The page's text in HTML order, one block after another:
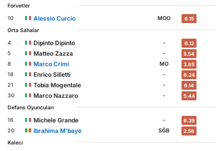
Forvetler
10
Alessio Curcio MOO 6.15
Orta Sahalar
4
Dipinto Dipinto - 6.12
5 Matteo Zazza - 5.54
8 Marco Crimi MO 3.85
18 Enrico Silletti - 6.24
21 Tobia Mogentale - 6.14
30 Marco Nazzaro - 5.44
Defans Oyuncuları
16
Michele Grande - 6.39
20 Ibrahima M'baye SĞB 2.56
Kaleci